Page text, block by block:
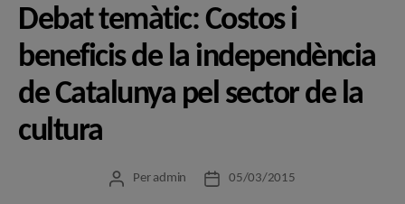
Debat temàtic: Costos i
beneficis de la independència
de Catalunya pel sector de la
cultura
Autor
Per admin
Data05/03/2015